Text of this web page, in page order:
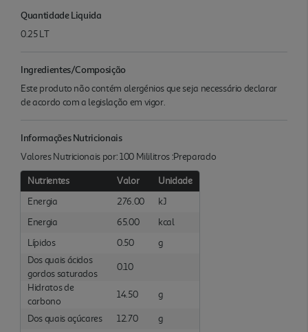
Quantidade Liquida
0.25 LT
Ingredientes/Composição
Este produto não contém alergénios que seja necessário declarar
de acordo com a legislação em vigor.
Informações Nutricionais
Valores Nutricionais por: 100 Mililitros :Preparado
Nutrientes Valor
Unidade
Energia
276.00
kJ
Energia
65.00
kcal
Lípidos
0.50
g
Dos quais ácidos
gordos saturados
0.10
Hidratos de
carbono
14.50 g
Dos quais açúcares 12.70
g